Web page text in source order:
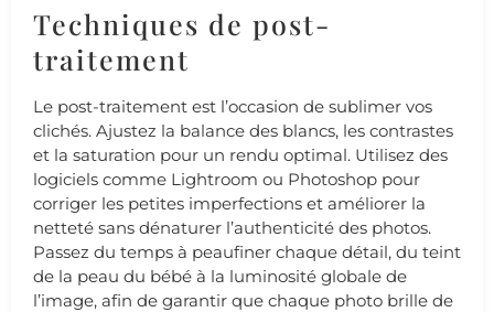
Techniques de post-
traitement
Le post-traitement est l’occasion de sublimer vos
clichés. Ajustez la balance des blancs, les contrastes
et la saturation pour un rendu optimal. Utilisez des
logiciels comme Lightroom ou Photoshop pour
corriger les petites imperfections et améliorer la
netteté sans dénaturer l’authenticité des photos.
Passez du temps à peaufiner chaque détail, du teint
de la peau du bébé à la luminosité globale de
l’image, afin de garantir que chaque photo brille de